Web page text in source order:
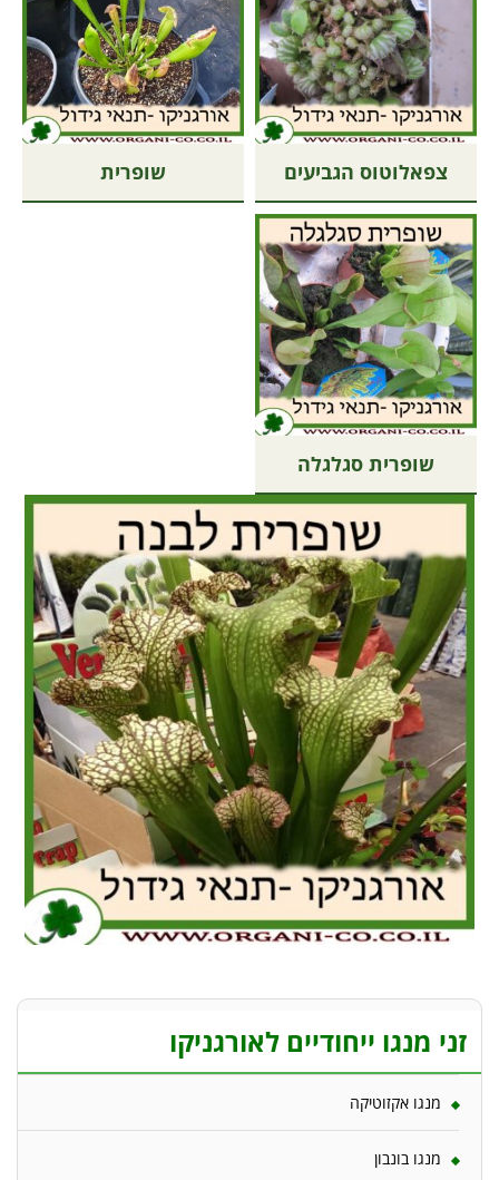
צפאלוטוס הגביעים שופרית
שופרית סגלגלה
זני מנגו ייחודיים לאורגניקו
מנגו אקזוטיקה
מנגו בונבון